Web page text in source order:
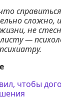
сложно,
не
—
чтобы